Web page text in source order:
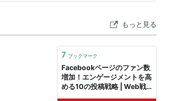
もっと見る
7 ブックマーク
Facebookページのファン数
増加！エンゲージメントを高
める10の投稿戦略 | Web戦